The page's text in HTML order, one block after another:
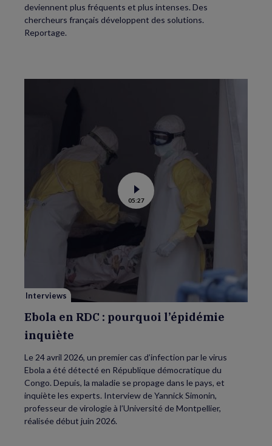
deviennent plus fréquents et plus intenses. Des
chercheurs français développent des solutions.
Reportage.
Voir
la
vidéo
Ebola
RDC
:
pourquoi
l’épidémie
05:27
Interviews
Ebola en RDC : pourquoi l’épidémie
inquiète
Le 24 avril 2026, un premier cas d’infection par le virus
Ebola a été détecté en République démocratique du
Congo. Depuis, la maladie se propage dans le pays, et
inquiète les experts. Interview de Yannick Simonin,
professeur de virologie à l’Université de Montpellier,
réalisée début juin 2026.